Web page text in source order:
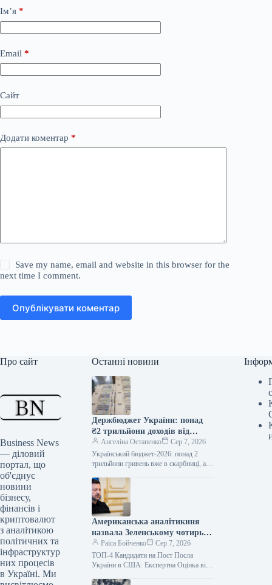
Ім’я *
Email *
Сайт
Додати коментар *
Save my name, email and website in this browser for the
next time I comment.
Опублікувати коментар
Про сайт
Business News
— діловий
портал, що
об'єднує
новини
бізнесу,
фінансів і
криптовалют
з аналітикою
політичних та
інфраструктур
них процесів
в Україні. Ми
Останні новини
Держбюджет України: понад
₴2 трильйони доходів від
початку року, оцінка внеску
партнерів
Ангеліна Остапенко
Сер 7, 2026
Український бюджет-2026: понад 2
трильйони гривень вже в скарбниці, але
Станом на кінець липня 2026 року…
Американська аналітикиня
назвала Зеленському чотирьох
кандидатів на посаду посла
Раїса Бойченко
Сер 7, 2026
ТОП-4 Кандидати на Пост Посла
України в США: Експертна Оцінка від